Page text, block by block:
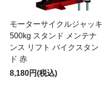
モーターサイクルジャッキ
500kg スタンド メンテナ
ンス リフト バイクスタン
ド 赤
8,180円(税込)